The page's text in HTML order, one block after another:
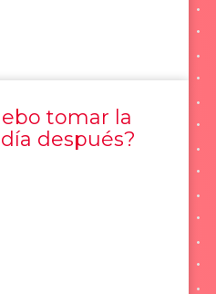
tomar la
después?